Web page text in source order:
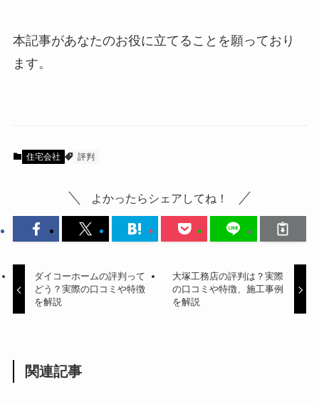
本記事があなたのお役に立てることを願っており
ます。
住宅会社 評判
よかったらシェアしてね！
ダイコーホームの評判って
どう？実際の口コミや特徴
を解説
大塚工務店の評判は？実際
の口コミや特徴、施工事例
を解説
関連記事